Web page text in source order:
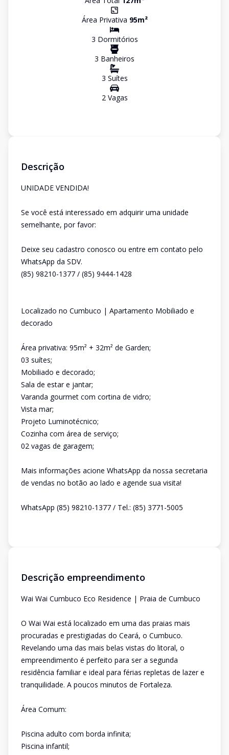
Área Privativa 95m²
3 Dormitórios
3 Banheiros
3 Suítes
2Vagas
Descrição
UNIDADE VENDIDA!
Se você está interessado em adquirir uma unidade
semelhante, por favor:
Deixe seu cadastro conosco ou entre em contato pelo
WhatsApp da SDV.
(85) 98210-1377 / (85) 9444-1428
Localizado no Cumbuco | Apartamento Mobiliado e
decorado
Área privativa: 95m² + 32m² de Garden;
03 suítes;
Mobiliado e decorado;
Sala de estar e jantar;
Varanda gourmet com cortina de vidro;
Vista mar;
Projeto Luminotécnico;
Cozinha com área de serviço;
02 vagas de garagem;
Mais informações acione WhatsApp da nossa secretaria
de vendas no botão ao lado e agende sua visita!
WhatsApp (85) 98210-1377 / Tel.: (85) 3771-5005
Descrição empreendimento
Wai Wai Cumbuco Eco Residence | Praia de Cumbuco
O Wai Wai está localizado em uma das praias mais
procuradas e prestigiadas do Ceará, o Cumbuco.
Revelando uma das mais belas vistas do litoral, o
empreendimento é perfeito para ser a segunda
residência familiar e ideal para férias repletas de lazer e
tranquilidade. A poucos minutos de Fortaleza.
Área Comum:
Piscina adulto com borda infinita;
Piscina infantil;